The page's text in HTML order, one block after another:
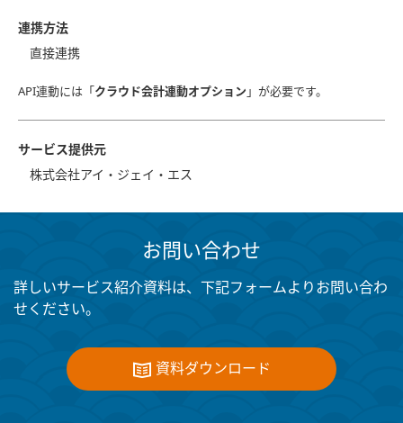
連携方法
直接連携
API連動には「 クラウド会計連動オプション 」が必要です。
サービス提供元
株式会社アイ・ジェイ・エス
お問い合わせ
詳しいサービス紹介資料は、下記フォームよりお問い合わ
せください。
資料ダウンロード